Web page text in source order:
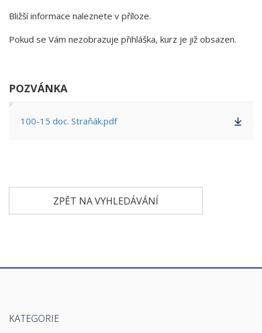
Bližší informace naleznete v příloze.
Pokud se Vám nezobrazuje přihláška, kurz je již obsazen.
POZVÁNKA
100-15 doc. Straňák.pdf
ZPĚT NA VYHLEDÁVÁNÍ
KATEGORIE